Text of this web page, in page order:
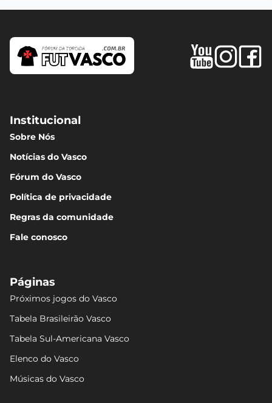
Institucional
Sobre Nós
Notícias do Vasco
Fórum do Vasco
Política de privacidade
Regras da comunidade
Fale conosco
Páginas
Próximos jogos do Vasco
Tabela Brasileirão Vasco
Tabela Sul-Americana Vasco
Elenco do Vasco
Músicas do Vasco